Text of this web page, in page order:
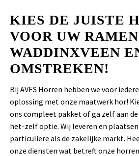
KIES DE JUISTE
VOOR UW
WADDINXVEEN
OMSTREKEN!
Bij AVES Horren hebben we voor
oplossing met onze maatwerk hor!
ons compleet pakket of ga zelf aan
het-zelf optie. Wij leveren en
particuliere als de zakelijke markt.
onze diensten wat betreft onze